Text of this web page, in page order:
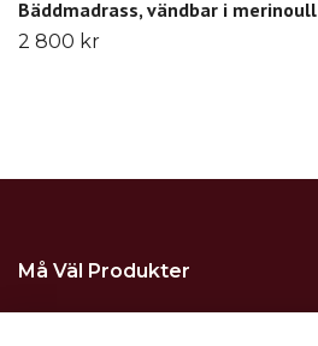
Bäddmadrass, vändbar i merinoull
2 800 kr
Må Väl Produkter